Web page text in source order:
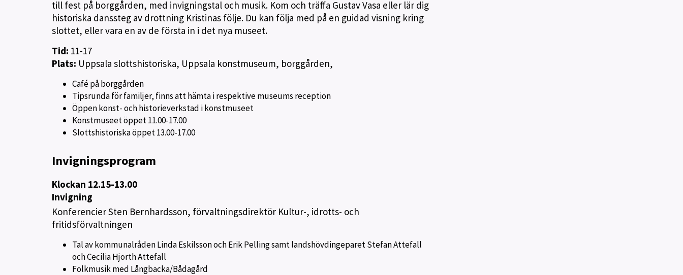
till fest på borggården, med invigningstal och musik. Kom och träffa Gustav Vasa eller lär dig
historiska danssteg av drottning Kristinas följe. Du kan följa med på en guidad visning kring
slottet, eller vara en av de första in i det nya museet.
Tid: 11-17
Plats: Uppsala slottshistoriska, Uppsala konstmuseum, borggården,
Café på borggården
Tipsrunda för familjer, finns att hämta i respektive museums reception
Öppen konst- och historieverkstad i konstmuseet
Konstmuseet öppet 11.00-17.00
Slottshistoriska öppet 13.00-17.00
Invigningsprogram
Klockan 12.15-13.00
Invigning
Konferencier Sten Bernhardsson, förvaltningsdirektör Kultur-, idrotts- och
fritidsförvaltningen
Tal av kommunalråden Linda Eskilsson och Erik Pelling samt landshövdingeparet Stefan Attefall
och Cecilia Hjorth Attefall
Folkmusik med Långbacka/Bådagård